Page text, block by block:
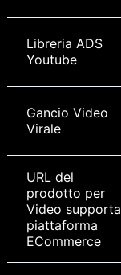
Libreria ADS
Youtube
Gancio Video
Virale
URL del
prodotto per
Video supporta
piattaforma
ECommerce